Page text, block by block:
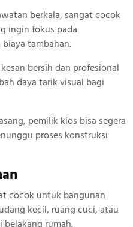
berkala, sangat cocok
ingin fokus pada
tambahan.
bersih dan profesional
daya tarik visual bagi
pemilik kios bisa segera
proses konstruksi
cocok untuk bangunan
kecil, ruang cuci, atau
rumah.